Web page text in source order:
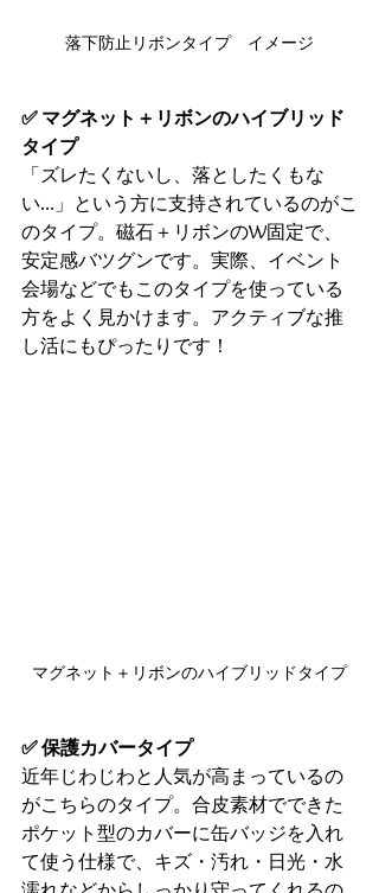
落下防止リボンタイプ　イメージ
✅ マグネット＋リボンのハイブリッド
タイプ
「ズレたくないし、落としたくもな
い…」という方に支持されているのがこ
のタイプ。磁石＋リボンのW固定で、
安定感バツグンです。実際、イベント
会場などでもこのタイプを使っている
方をよく見かけます。アクティブな推
し活にもぴったりです！
マグネット＋リボンのハイブリッドタイプ
✅ 保護カバータイプ
近年じわじわと人気が高まっているの
がこちらのタイプ。合皮素材でできた
ポケット型のカバーに缶バッジを入れ
て使う仕様で、キズ・汚れ・日光・水